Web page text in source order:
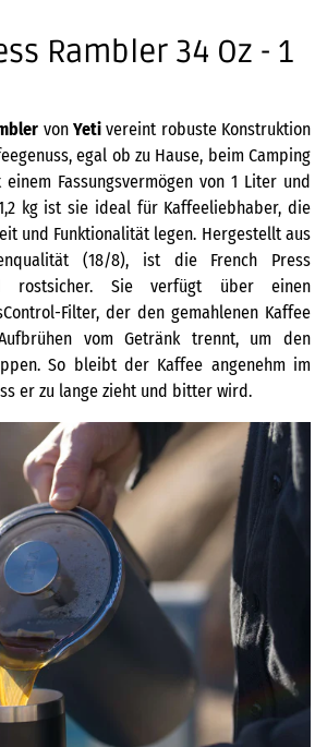
Rambler 34 Oz - 1
von Yetivereint robuste Konstruktion
egal ob zu Hause, beim Camping
Fassungsvermögen von 1 Liter und
kg ist sie ideal für Kaffeeliebhaber, die
und Funktionalität legen. Hergestellt aus
(18/8), ist die French Press
rostsicher. Sie verfügt über einen
Filter, der den gemahlenen Kaffee
vom Getränk trennt, um den
So bleibt der Kaffee angenehm im
er zu lange zieht und bitter wird.